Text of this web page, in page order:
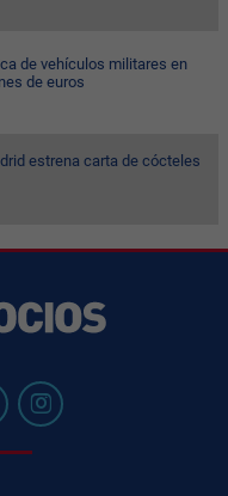
de vehículos militares en
de euros
estrena carta de cócteles